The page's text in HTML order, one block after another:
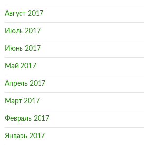
Август 2017
Июль 2017
Июнь 2017
Май 2017
Апрель 2017
Март 2017
Февраль 2017
Январь 2017